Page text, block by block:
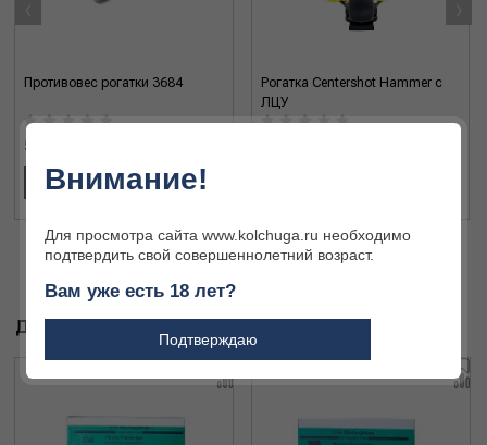
Противовес рогатки 3684
507 ₽
В КОРЗИНУ
Рогатка Centershot Hammer с
ЛЦУ
‹ ›
ДРУГИЕ ТОВАРЫ БРЕНДА
Внимание!
Для просмотра сайта www.kolchuga.ru необходимо
подтвердить свой совершеннолетний возраст.
Вам уже есть 18 лет?
Подтверждаю